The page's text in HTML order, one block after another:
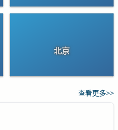
北京
查看更多>>